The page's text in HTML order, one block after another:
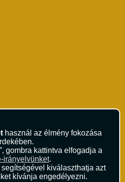
használ az élmény fokozása
gombra kattintva elfogadja a
irányelvünket.
segítségével kiválaszthatja azt
kívánja engedélyezni.
Feltételek
Feltételek